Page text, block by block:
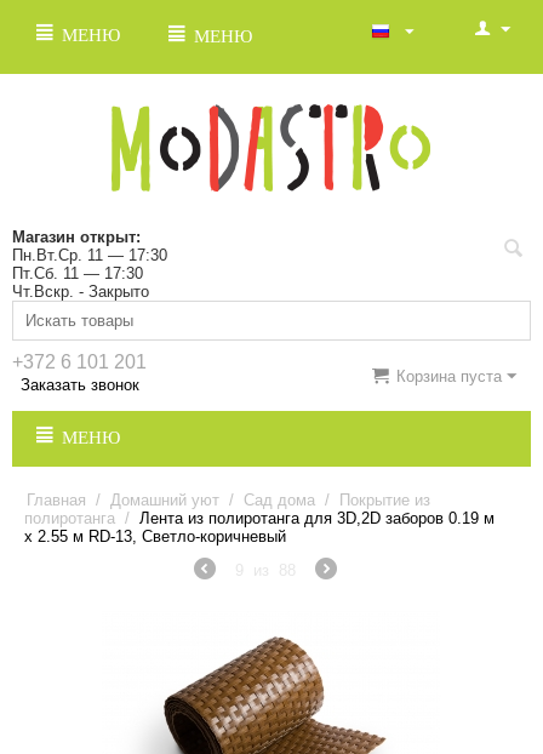
МЕНЮ МЕНЮ
Магазин открыт:
Пн.Вт.Ср. 11 — 17:30
Пт.Сб. 11 — 17:30
Чт.Вскр. - Закрыто
+372 6 101 201
Заказать звонок Корзина пуста
МЕНЮ
Главная / Домашний уют / Сад дома /
Покрытие из
полиротанга / Лента из полиротанга для 3D,2D заборов 0.19 м
х 2.55 м RD-13, Светло-коричневый
9
из 88